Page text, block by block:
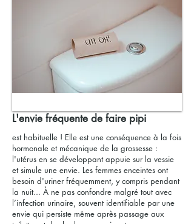
L'envie fréquente de faire pipi
est habituelle ! Elle est une conséquence à la fois
hormonale et mécanique de la grossesse :
l'utérus en se développant appuie sur la vessie
et simule une envie. Les femmes enceintes ont
besoin d'uriner fréquemment, y compris pendant
la nuit... À ne pas confondre malgré tout avec
l’infection urinaire, souvent identifiable par une
envie qui persiste même après passage aux